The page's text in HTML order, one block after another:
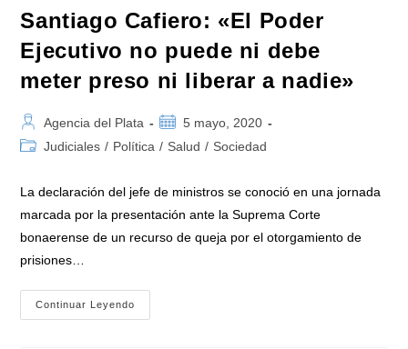
Santiago Cafiero: «El Poder
Ejecutivo no puede ni debe
meter preso ni liberar a nadie»
Autor
de
Agencia del Plata
Publicación
de
5 mayo, 2020
Categoría
la
Judiciales / Política / Salud / Sociedad
La declaración del jefe de ministros se conoció en una jornada
marcada por la presentación ante la Suprema Corte
bonaerense de un recurso de queja por el otorgamiento de
prisiones…
Continuar Leyendo
Cafiero: